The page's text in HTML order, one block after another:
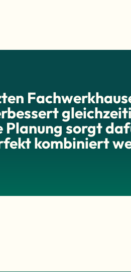
sorgt
kombiniert